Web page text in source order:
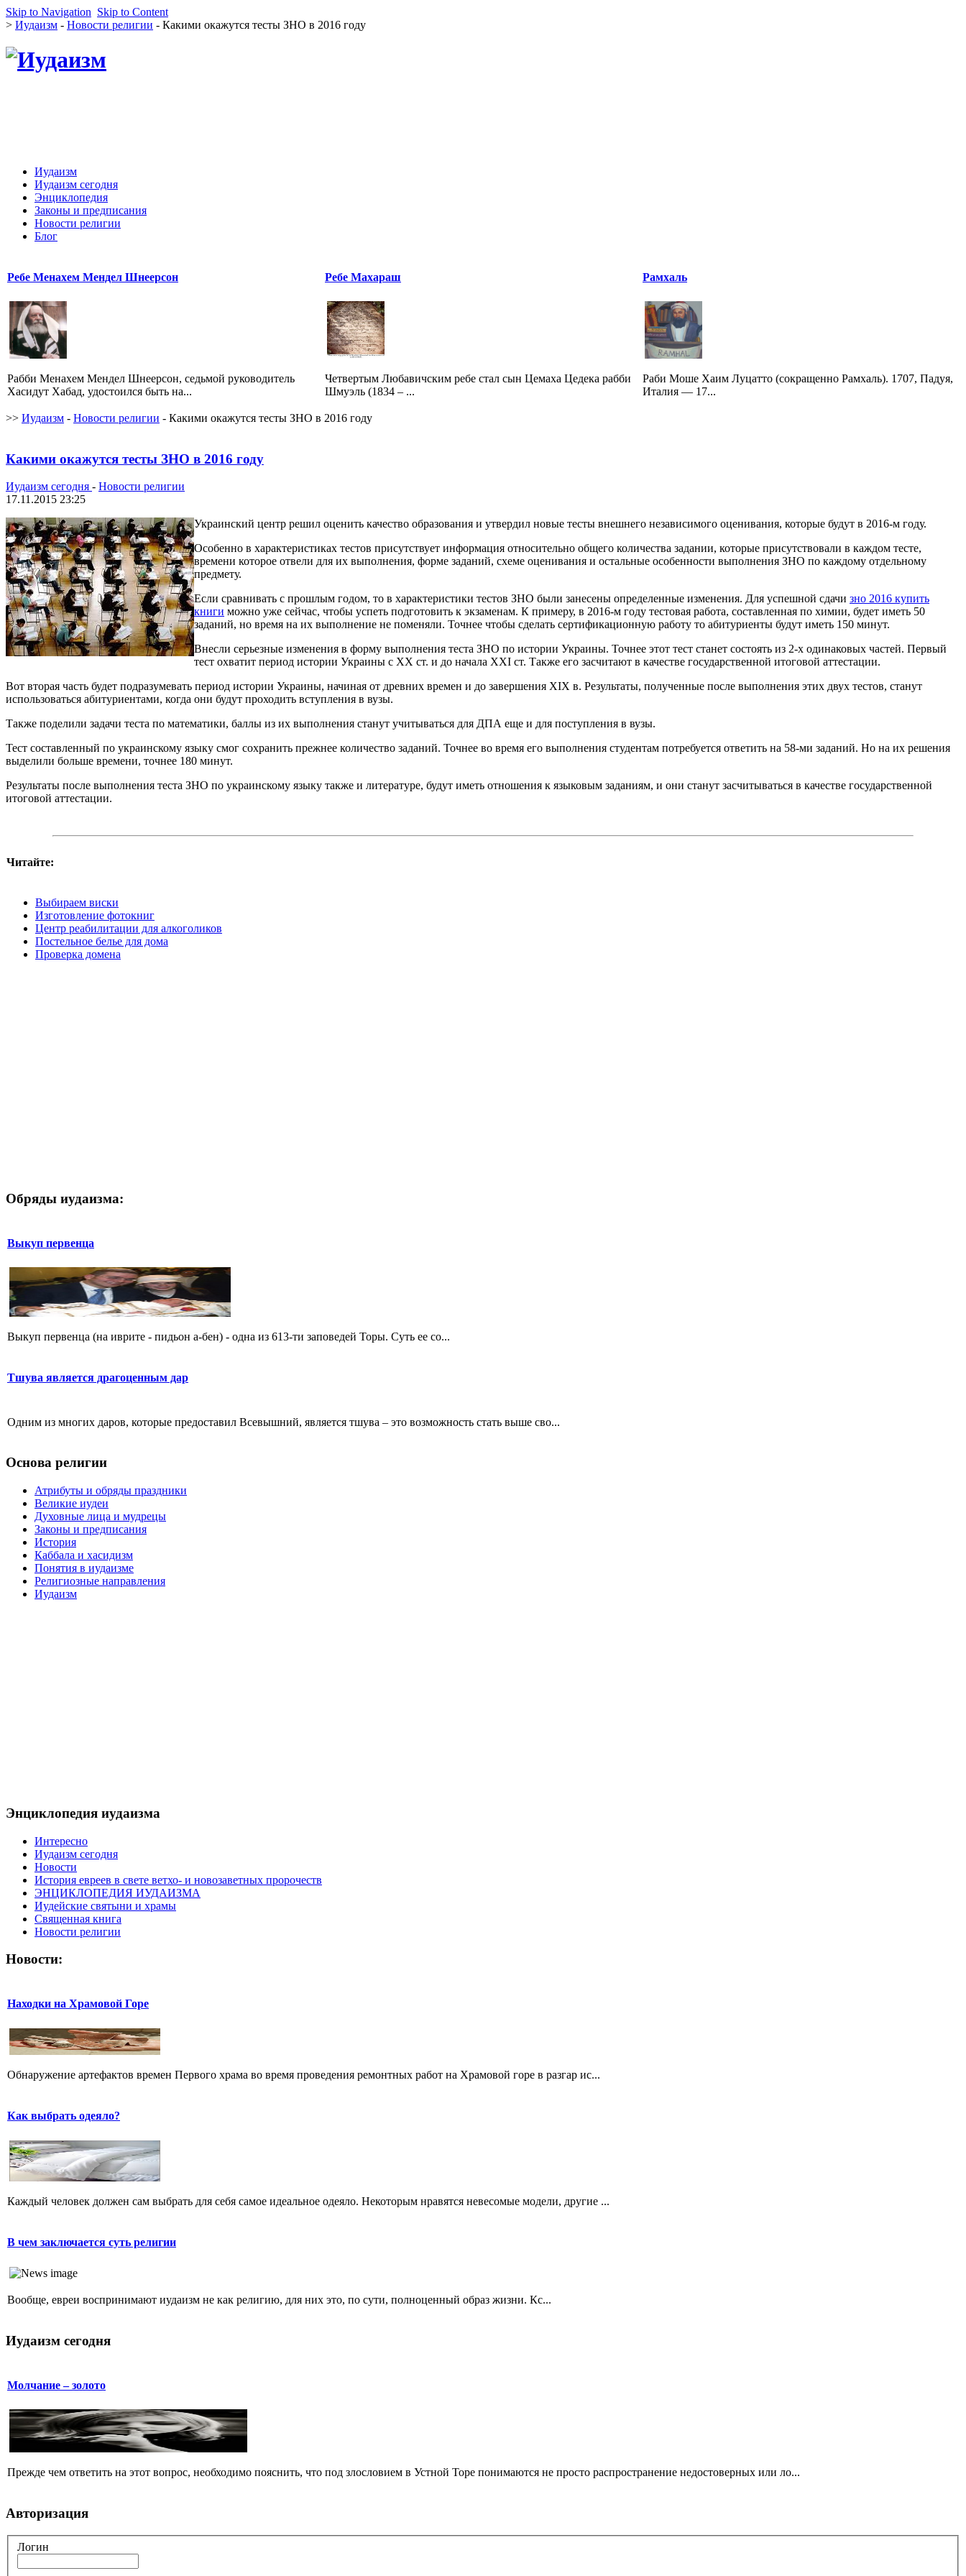
Skip to Navigation Skip to Content
> Иудаизм - Новости религии - Какими окажутся тесты ЗНО в 2016 году
Иудаизм
Иудаизм сегодня
Энциклопедия
Законы и предписания
Новости религии
Блог
Ребе Менахем Мендел Шнеерсон
Рабби Менахем Мендел Шнеерсон, седьмой руководитель
Хасидут Хабад, удостоился быть на...
Ребе Махараш
Четвертым Любавичским ребе стал сын Цемаха Цедека рабби
Шмуэль (1834 – ...
Рамхаль
Раби Моше Хаим Луцатто (сокращенно Рамхаль). 1707, Падуя,
Италия — 17...
>> Иудаизм - Новости религии - Какими окажутся тесты ЗНО в 2016 году
Какими окажутся тесты ЗНО в 2016 году
Иудаизм сегодня - Новости религии
17.11.2015 23:25
Украинский центр решил оценить качество образования и утвердил новые тесты внешнего независимого оценивания, которые будут в 2016-м году.
Особенно в характеристиках тестов присутствует информация относительно общего количества задании, которые присутствовали в каждом тесте,
времени которое отвели для их выполнения, форме заданий, схеме оценивания и остальные особенности выполнения ЗНО по каждому отдельному
предмету.
Если сравнивать с прошлым годом, то в характеристики тестов ЗНО были занесены определенные изменения. Для успешной сдачи зно 2016 купить
книги можно уже сейчас, чтобы успеть подготовить к экзаменам. К примеру, в 2016-м году тестовая работа, составленная по химии, будет иметь 50
заданий, но время на их выполнение не поменяли. Точнее чтобы сделать сертификационную работу то абитуриенты будут иметь 150 минут.
Внесли серьезные изменения в форму выполнения теста ЗНО по истории Украины. Точнее этот тест станет состоять из 2-х одинаковых частей. Первый
тест охватит период истории Украины с ХХ ст. и до начала XXI ст. Также его засчитают в качестве государственной итоговой аттестации.
Вот вторая часть будет подразумевать период истории Украины, начиная от древних времен и до завершения XIX в. Результаты, полученные после выполнения этих двух тестов, станут
использоваться абитуриентами, когда они будут проходить вступления в вузы.
Также поделили задачи теста по математики, баллы из их выполнения станут учитываться для ДПА еще и для поступления в вузы.
Тест составленный по украинскому языку смог сохранить прежнее количество заданий. Точнее во время его выполнения студентам потребуется ответить на 58-ми заданий. Но на их решения
выделили больше времени, точнее 180 минут.
Результаты после выполнения теста ЗНО по украинскому языку также и литературе, будут иметь отношения к языковым заданиям, и они станут засчитываться в качестве государственной
итоговой аттестации.
Читайте:
Выбираем виски
Изготовление фотокниг
Центр реабилитации для алкоголиков
Постельное белье для дома
Проверка домена
Обряды иудаизма:
Выкуп первенца
Выкуп первенца (на иврите - пидьон а-бен) - одна из 613-ти заповедей Торы. Суть ее со...
Тшува является драгоценным дар
Одним из многих даров, которые предоставил Всевышний, является тшува – это возможность стать выше сво...
Основа религии
Атрибуты и обряды праздники
Великие иудеи
Духовные лица и мудрецы
Законы и предписания
История
Каббала и хасидизм
Понятия в иудаизме
Религиозные направления
Иудаизм
Энциклопедия иудаизма
Интересно
Иудаизм сегодня
Новости
История евреев в свете ветхо- и новозаветных пророчеств
ЭНЦИКЛОПЕДИЯ ИУДАИЗМА
Иудейские святыни и храмы
Священная книга
Новости религии
Новости:
Находки на Храмовой Горе
Обнаружение артефактов времен Первого храма во время проведения ремонтных работ на Храмовой горе в разгар ис...
Как выбрать одеяло?
Каждый человек должен сам выбрать для себя самое идеальное одеяло. Некоторым нравятся невесомые модели, другие ...
В чем заключается суть религии
Вообще, евреи воспринимают иудаизм не как религию, для них это, по сути, полноценный образ жизни. Кс...
Иудаизм сегодня
Молчание – золото
Прежде чем ответить на этот вопрос, необходимо пояснить, что под злословием в Устной Торе понимаются не просто распространение недостоверных или ло...
Авторизация
Логин